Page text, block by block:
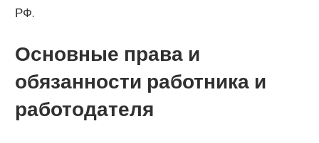
РФ.
Основные права и
обязанности работника и
работодателя